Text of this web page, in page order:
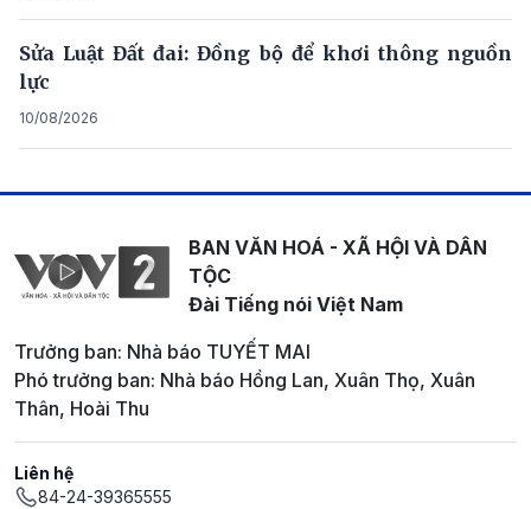
Sửa Luật Đất đai: Đồng bộ để khơi thông nguồn
lực
10/08/2026
BAN VĂN HOÁ - XÃ HỘI VÀ DÂN
TỘC
Đài Tiếng nói Việt Nam
Trưởng ban: Nhà báo TUYẾT MAI
Phó trưởng ban: Nhà báo Hồng Lan, Xuân Thọ, Xuân
Thân, Hoài Thu
Liên hệ
84-24-39365555